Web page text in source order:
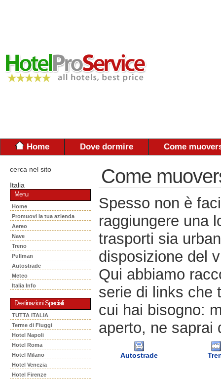
Home Dove dormire Come
cerca nel sito
Italia
Menu
Home
Promuovi la tua azienda
Aereo
Nave
Treno
Pullman
Autostrade
Meteo
Italia Info
Destinazioni Speciali
TUTTA ITALIA
Terme di Fiuggi
Hotel Napoli
Hotel Roma
Hotel Milano
Hotel Venezia
Hotel Firenze
Come
Spesso non è
raggiungere una
trasporti sia
disposizione del
Qui abbiamo
serie di links che
cui hai bisogno:
aperto, ne saprai
Autostrade